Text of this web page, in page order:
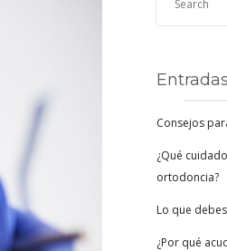
Consejos
¿Qué
ortodoncia?
Lo que
¿Por qué